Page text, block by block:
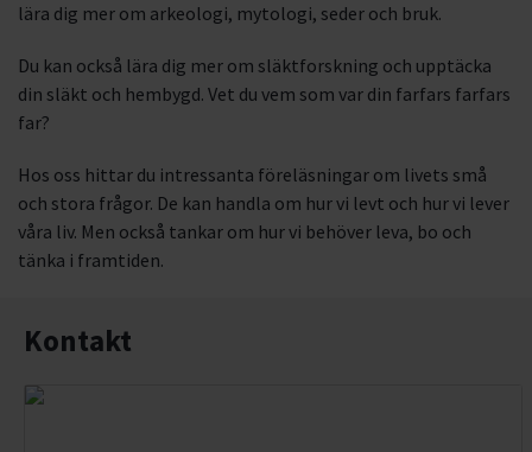
lära dig mer om arkeologi, mytologi, seder och bruk.
Du kan också lära dig mer om släktforskning och upptäcka
din släkt och hembygd. Vet du vem som var din farfars farfars
far?
Hos oss hittar du intressanta föreläsningar om livets små
och stora frågor. De kan handla om hur vi levt och hur vi lever
våra liv. Men också tankar om hur vi behöver leva, bo och
tänka i framtiden.
Kontakt